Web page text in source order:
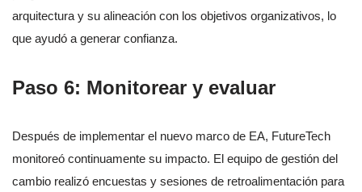
arquitectura y su alineación con los objetivos organizativos, lo
que ayudó a generar confianza.
Paso 6: Monitorear y evaluar
Después de implementar el nuevo marco de EA, FutureTech
monitoreó continuamente su impacto. El equipo de gestión del
cambio realizó encuestas y sesiones de retroalimentación para